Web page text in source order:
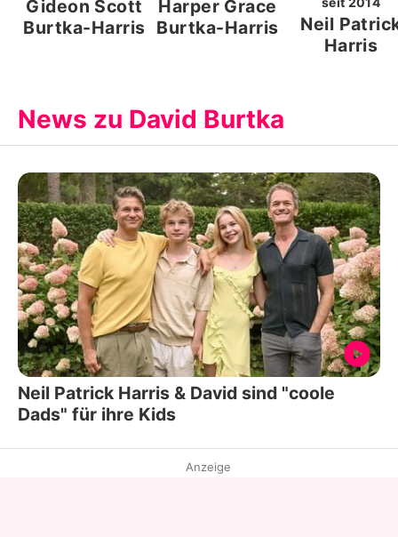
Gideon Scott
Burtka-Harris
Harper Grace
Burtka-Harris
Neil
Harris
News zu David Burtka
Neil Patrick Harris & David sind "coole
Dads" für ihre Kids
Anzeige